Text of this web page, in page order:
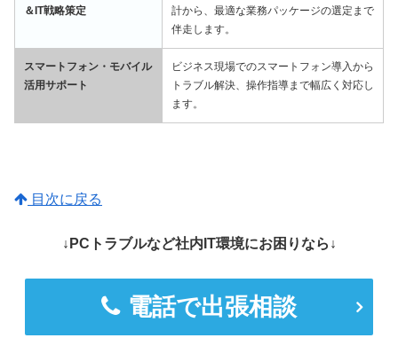
＆IT戦略策定
計から、最適な業務パッケージの選定まで
伴走します。
スマートフォン・モバイル
活用サポート
ビジネス現場でのスマートフォン導入から
トラブル解決、操作指導まで幅広く対応し
ます。
目次に戻る
↓PCトラブルなど社内IT環境にお困りなら↓
電話で出張相談